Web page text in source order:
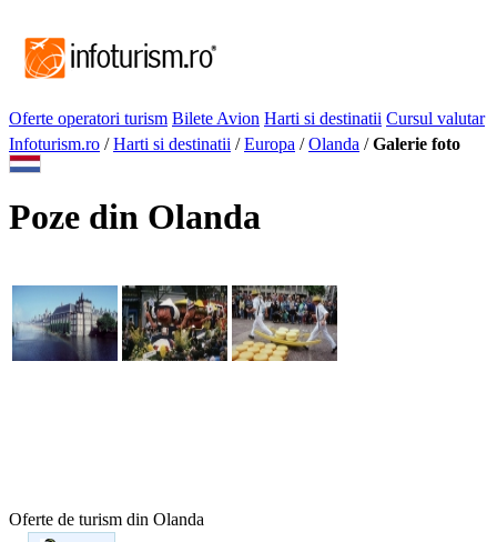
Oferte operatori turism Bilete Avion Harti si destinatii Cursul valutar
Infoturism.ro /Harti si destinatii /Europa /Olanda /Galerie foto
Poze din Olanda
Oferte de turism din Olanda